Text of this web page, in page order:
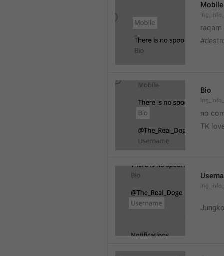
Mobile
raqam
Bio
no
TK